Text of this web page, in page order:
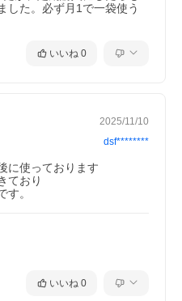
した。必ず月1で一袋使う
いいね 0
2025/11/10
dsf********
に使っております
ており
いいね 0